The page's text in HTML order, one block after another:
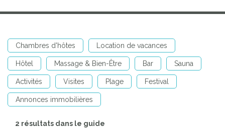
Chambres d'hôtes Location de vacances
Hôtel Massage & Bien-Être Bar Sauna
Activités Visites Plage Festival
Annonces immobilières
2 résultats dans le guide